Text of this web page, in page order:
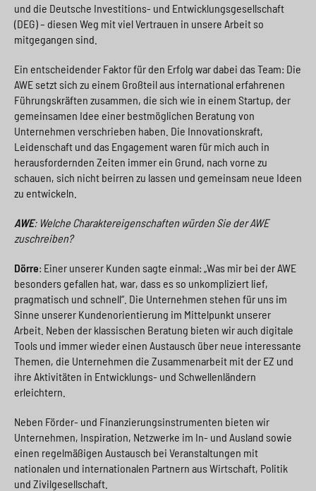
und die Deutsche Investitions- und Entwicklungsgesellschaft
(DEG) – diesen Weg mit viel Vertrauen in unsere Arbeit so
mitgegangen sind.
Ein entscheidender Faktor für den Erfolg war dabei das Team: Die
AWE setzt sich zu einem Großteil aus international erfahrenen
Führungskräften zusammen, die sich wie in einem Startup, der
gemeinsamen Idee einer bestmöglichen Beratung von
Unternehmen verschrieben haben. Die Innovationskraft,
Leidenschaft und das Engagement waren für mich auch in
herausfordernden Zeiten immer ein Grund, nach vorne zu
schauen, sich nicht beirren zu lassen und gemeinsam neue Ideen
zu entwickeln.
AWE: Welche Charaktereigenschaften würden Sie der AWE
zuschreiben?
Dörre: Einer unserer Kunden sagte einmal: „Was mir bei der AWE
besonders gefallen hat, war, dass es so unkompliziert lief,
pragmatisch und schnell“. Die Unternehmen stehen für uns im
Sinne unserer Kundenorientierung im Mittelpunkt unserer
Arbeit. Neben der klassischen Beratung bieten wir auch digitale
Tools und immer wieder einen Austausch über neue interessante
Themen, die Unternehmen die Zusammenarbeit mit der EZ und
ihre Aktivitäten in Entwicklungs- und Schwellenländern
erleichtern.
Neben Förder- und Finanzierungsinstrumenten bieten wir
Unternehmen, Inspiration, Netzwerke im In- und Ausland sowie
einen regelmäßigen Austausch bei Veranstaltungen mit
nationalen und internationalen Partnern aus Wirtschaft, Politik
und Zivilgesellschaft.